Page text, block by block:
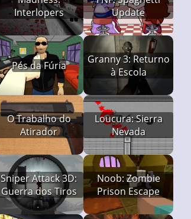
Interlopers
Update
Pés da Fúria
Granny 3: Returno
à Escola
O Trabalho do
Atirador
Loucura: Sierra
Nevada
Sniper Attack 3D:
Guerra dos Tiros
Noob: Zombie
Prison Escape